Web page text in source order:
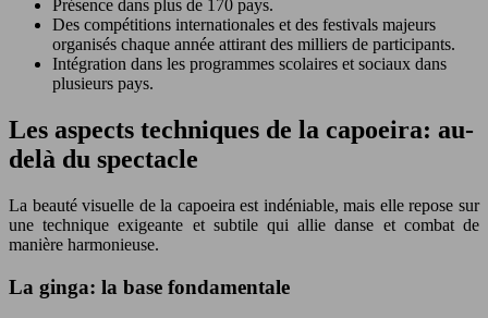
Présence dans plus de 170 pays.
Des compétitions internationales et des festivals majeurs
organisés chaque année attirant des milliers de participants.
Intégration dans les programmes scolaires et sociaux dans
plusieurs pays.
Les aspects techniques de la capoeira: au-
delà du spectacle
La beauté visuelle de la capoeira est indéniable, mais elle repose sur
une technique exigeante et subtile qui allie danse et combat de
manière harmonieuse.
La ginga: la base fondamentale